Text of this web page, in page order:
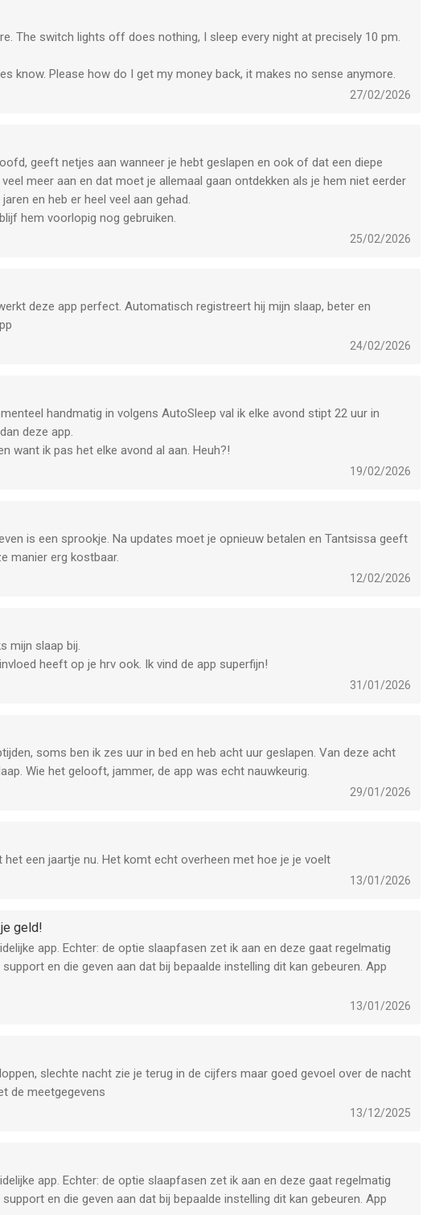
The switch lights off does nothing, I sleep every night at precisely 10 pm.
know. Please how do I get my money back, it makes no sense anymore.
27/02/2026
geeft netjes aan wanneer je hebt geslapen en ook of dat een diepe
meer aan en dat moet je allemaal gaan ontdekken als je hem niet eerder
en heb er heel veel aan gehad.
hem voorlopig nog gebruiken.
25/02/2026
deze app perfect. Automatisch registreert hij mijn slaap, beter en
24/02/2026
handmatig in volgens AutoSleep val ik elke avond stipt 22 uur in
deze app.
want ik pas het elke avond al aan. Heuh?!
19/02/2026
is een sprookje. Na updates moet je opnieuw betalen en Tantsissa geeft
manier erg kostbaar.
12/02/2026
mijn slaap bij.
heeft op je hrv ook. Ik vind de app superfijn!
31/01/2026
soms ben ik zes uur in bed en heb acht uur geslapen. Van deze acht
Wie het gelooft, jammer, de app was echt nauwkeurig.
29/01/2026
het een jaartje nu. Het komt echt overheen met hoe je je voelt
13/01/2026
geld!
app. Echter: de optie slaapfasen zet ik aan en deze gaat regelmatig
en die geven aan dat bij bepaalde instelling dit kan gebeuren. App
en toch blijft het probleem. Pas de wizard aan of meld bij bepaalde
best irritant dat je voor het slapen gaan je checkt of slaapfasen is
geactiveerd is. ‘S morgens check ik en dat is het nog steeds geactiveerd.
wordt door de app gedeactiveerd.
je telefoon niet moet gebruiken. Apple beveelt deze app aan maar ze zijn
13/01/2026
slechte nacht zie je terug in de cijfers maar goed gevoel over de nacht
de meetgegevens
13/12/2025
app. Echter: de optie slaapfasen zet ik aan en deze gaat regelmatig
en die geven aan dat bij bepaalde instelling dit kan gebeuren. App